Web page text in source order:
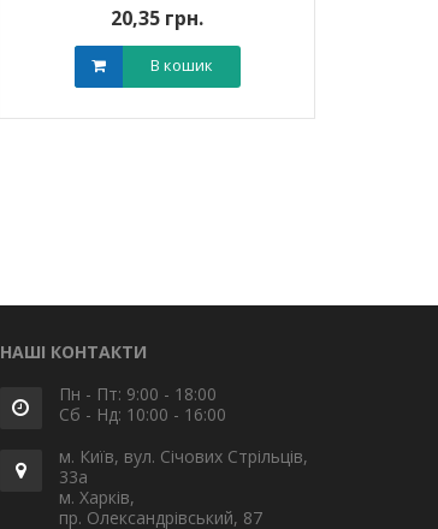
20,35 грн.
В кошик
НАШІ КОНТАКТИ
Пн - Пт: 9:00 - 18:00
Сб - Нд: 10:00 - 16:00
м. Київ, вул. Січових Стрільців,
33а
м. Харків,
пр. Олександрівський, 87